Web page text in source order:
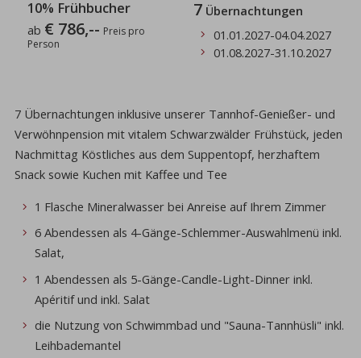
10% Frühbucher
ab € 786,-- Preis pro
Person
7 Übernachtungen
01.01.2027-04.04.2027
01.08.2027-31.10.2027
7 Übernachtungen inklusive unserer Tannhof-Genießer- und
Verwöhnpension mit vitalem Schwarzwälder Frühstück, jeden
Nachmittag Köstliches aus dem Suppentopf, herzhaftem
Snack sowie Kuchen mit Kaffee und Tee
1 Flasche Mineralwasser bei Anreise auf Ihrem Zimmer
6 Abendessen als 4-Gänge-Schlemmer-Auswahlmenü inkl.
Salat,
1 Abendessen als 5-Gänge-Candle-Light-Dinner inkl.
Apéritif und inkl. Salat
die Nutzung von Schwimmbad und "Sauna-Tannhüsli" inkl.
Leihbademantel